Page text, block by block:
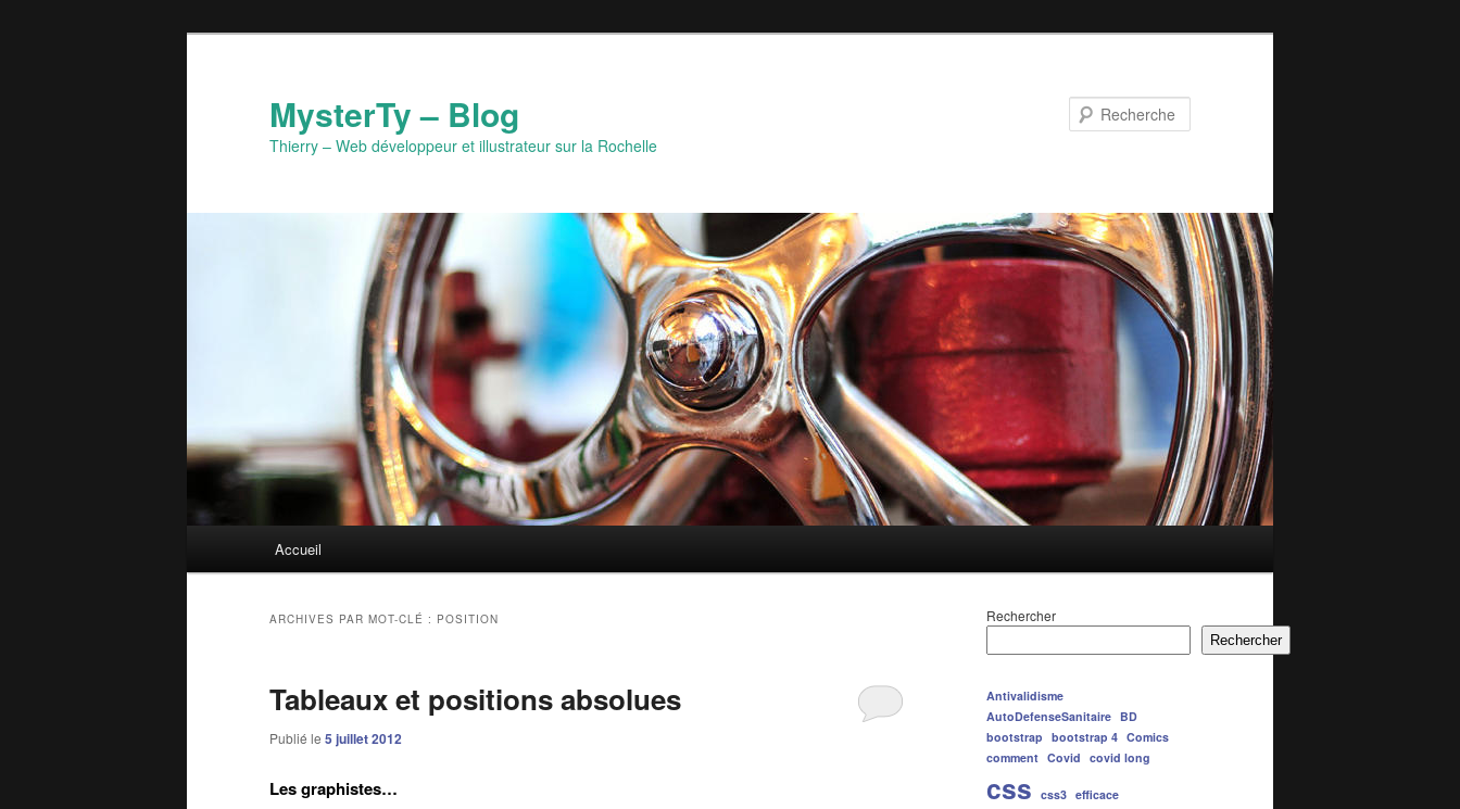
MysterTy – Blog
Thierry – Web développeur et illustrateur sur la Rochelle
Accueil
ARCHIVES PAR MOT-CLÉ : POSITION
Tableaux et positions absolues
Publié le 5 juillet 2012
Les graphistes…
Rechercher
Rechercher
Antivalidisme
AutoDefenseSanitaire BD
bootstrap bootstrap 4 Comics
comment Covid covid long
css css3 efficace